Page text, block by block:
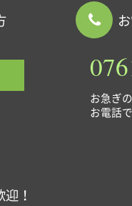
お急ぎ
お電話
！